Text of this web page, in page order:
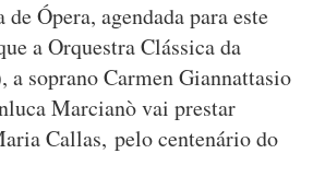
Ópera, agendada para este
a Orquestra Clássica da
soprano Carmen Giannattasio
Marcianò vai prestar
Callas, pelo centenário do